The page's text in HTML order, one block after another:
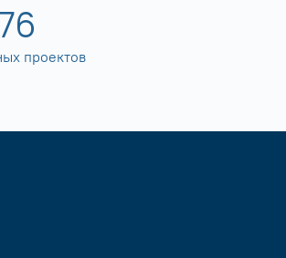
проектов